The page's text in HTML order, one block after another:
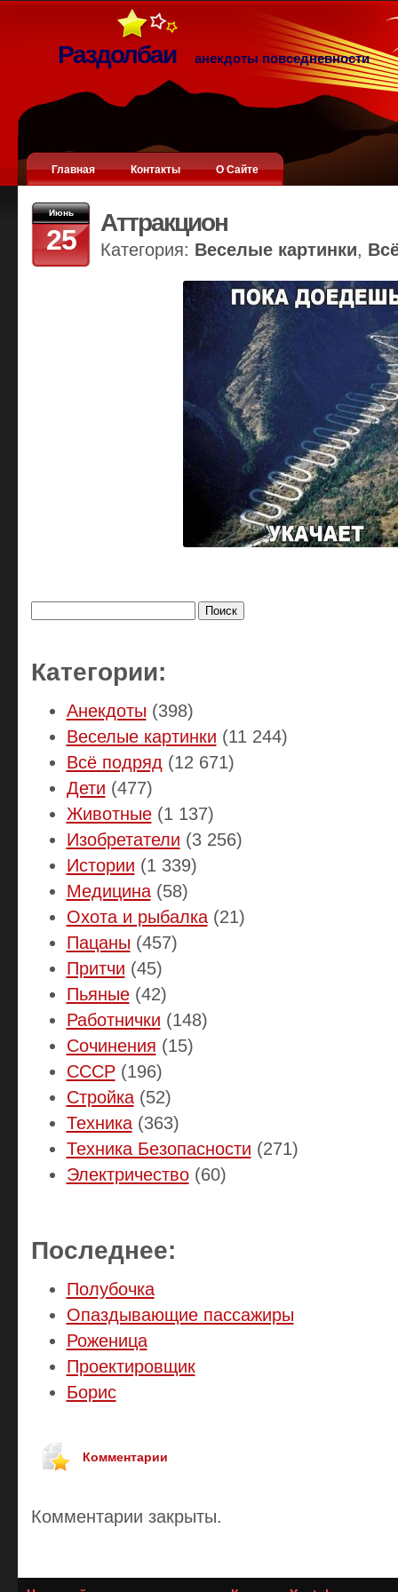
Раздолбаи анекдоты повседневности
Главная Контакты О Сайте
Июнь
25
Аттракцион
Категория: Веселые картинки,
Категории:
Анекдоты (398)
Веселые картинки (11 244)
Всё подряд (12 671)
Дети (477)
Животные(1 137)
Изобретатели (3 256)
Истории (1 339)
Медицина(58)
Охота и рыбалка(21)
Пацаны (457)
Притчи (45)
Пьяные(42)
Работнички (148)
Сочинения (15)
СССР(196)
Стройка(52)
Техника(363)
Техника Безопасности (271)
Электричество(60)
Последнее:
Полубочка
Опаздывающие пассажиры
Роженица
Проектировщик
Борис
Комментарии
Комментарии закрыты.